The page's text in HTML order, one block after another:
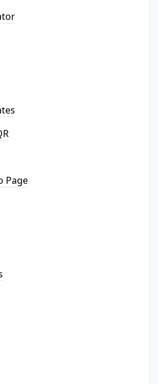
Page